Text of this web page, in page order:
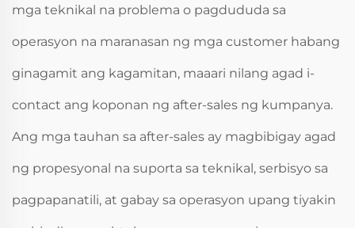
mga teknikal na problema o pagdududa sa
operasyon na maranasan ng mga customer habang
ginagamit ang kagamitan, maaari nilang agad i-
contact ang koponan ng after-sales ng kumpanya.
Ang mga tauhan sa after-sales ay magbibigay agad
ng propesyonal na suporta sa teknikal, serbisyo sa
pagpapanatili, at gabay sa operasyon upang tiyakin